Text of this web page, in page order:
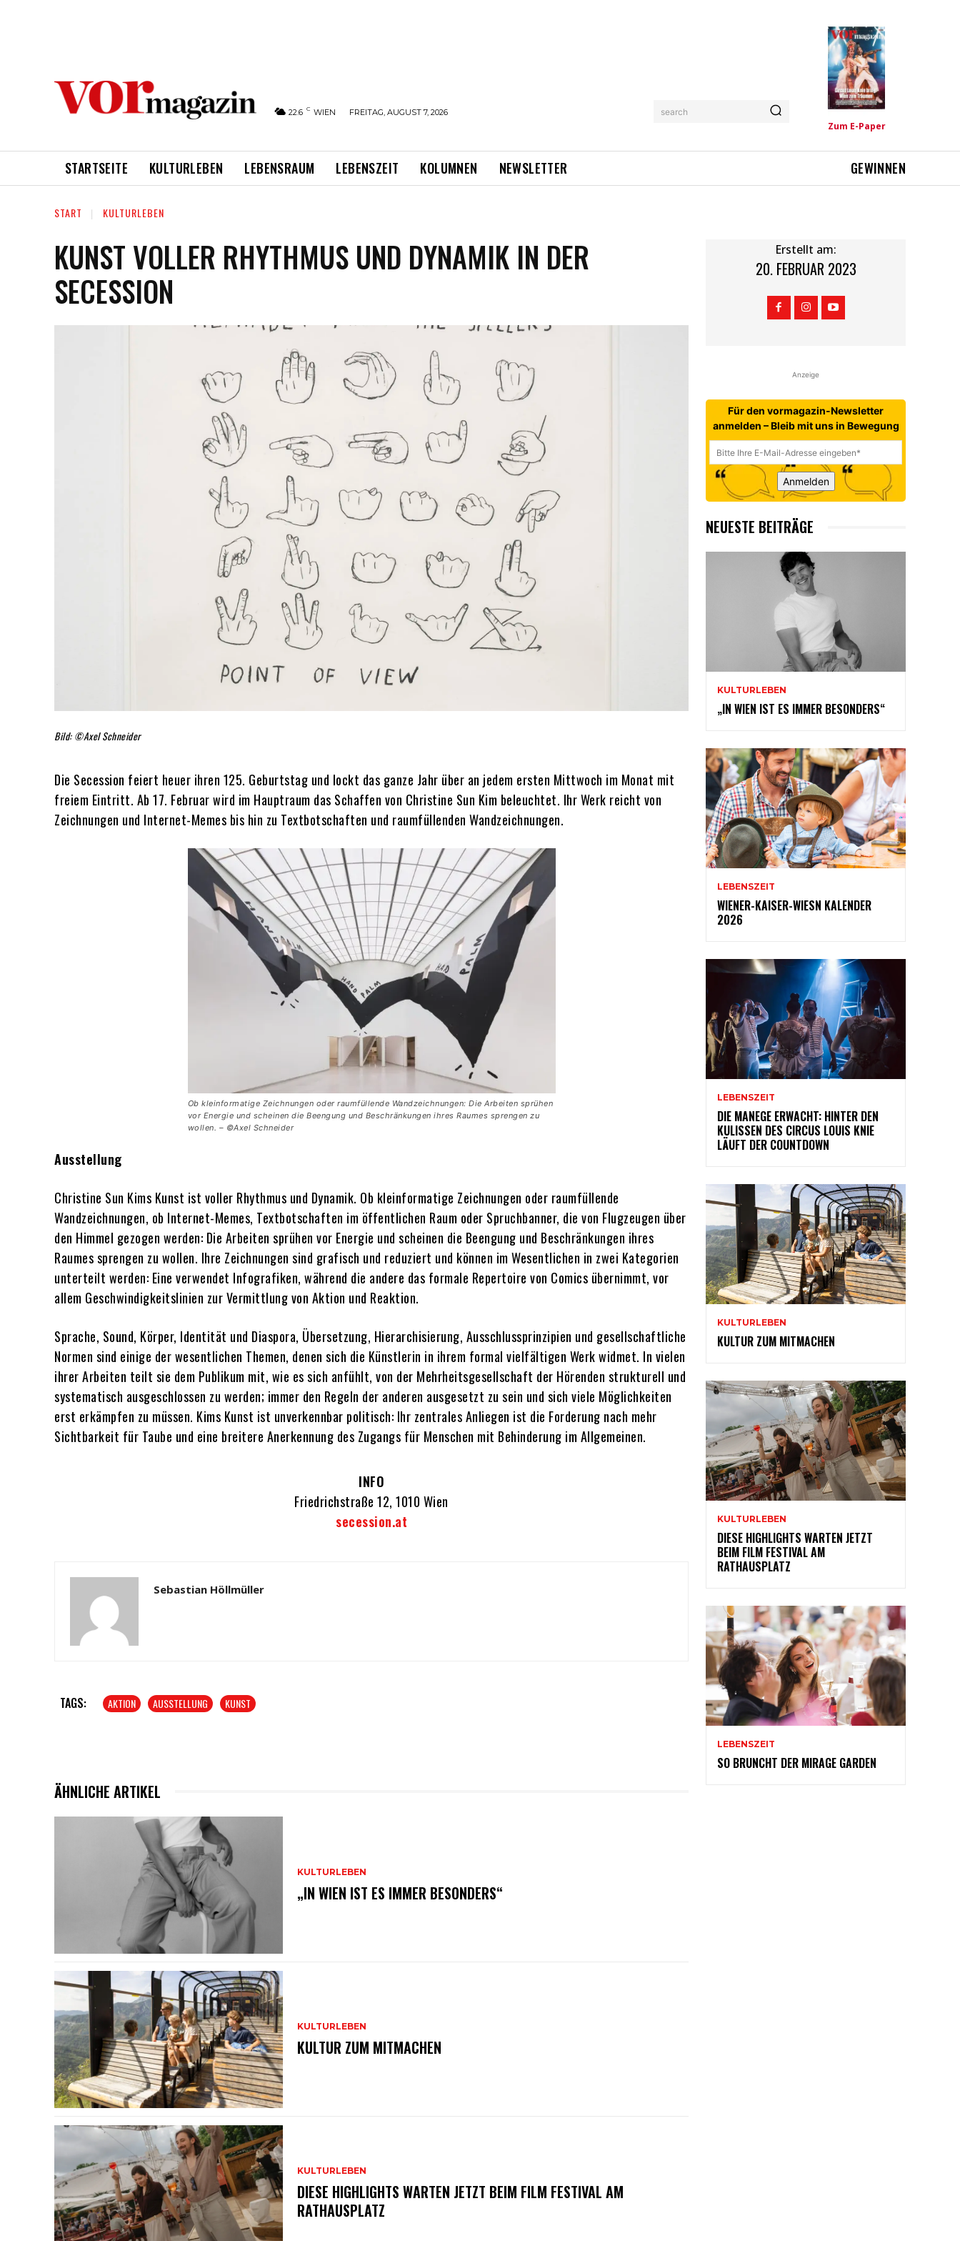
22.6 C WIEN FREITAG, AUGUST 7, 2026 search
Zum E-Paper
STARTSEITE KULTURLEBEN LEBENSRAUM LEBENSZEIT KOLUMNEN NEWSLETTER GEWINNEN
START KULTURLEBEN
KUNST VOLLER RHYTHMUS UND DYNAMIK IN DER
SECESSION
Bild: ©Axel Schneider
Die Secession feiert heuer ihren 125. Geburtstag und lockt das ganze Jahr über an jedem ersten Mittwoch im Monat mit
freiem Eintritt. Ab 17. Februar wird im Hauptraum das Schaffen von Christine Sun Kim beleuchtet. Ihr Werk reicht von
Zeichnungen und Internet-Memes bis hin zu Textbotschaften und raumfüllenden Wandzeichnungen.
Ob kleinformatige Zeichnungen oder raumfüllende Wandzeichnungen: Die Arbeiten sprühen
vor Energie und scheinen die Beengung und Beschränkungen ihres Raumes sprengen zu
wollen. – ©Axel Schneider
Ausstellung
Christine Sun Kims Kunst ist voller Rhythmus und Dynamik. Ob kleinformatige Zeichnungen oder raumfüllende
Wandzeichnungen, ob Internet-Memes, Textbotschaften im öffentlichen Raum oder Spruchbanner, die von Flugzeugen über
den Himmel gezogen werden: Die Arbeiten sprühen vor Energie und scheinen die Beengung und Beschränkungen ihres
Raumes sprengen zu wollen. Ihre Zeichnungen sind grafisch und reduziert und können im Wesentlichen in zwei Kategorien
unterteilt werden: Eine verwendet Infografiken, während die andere das formale Repertoire von Comics übernimmt, vor
allem Geschwindigkeitslinien zur Vermittlung von Aktion und Reaktion.
Sprache, Sound, Körper, Identität und Diaspora, Übersetzung, Hierarchisierung, Ausschlussprinzipien und gesellschaftliche
Normen sind einige der wesentlichen Themen, denen sich die Künstlerin in ihrem formal vielfältigen Werk widmet. In vielen
ihrer Arbeiten teilt sie dem Publikum mit, wie es sich anfühlt, von der Mehrheitsgesellschaft der Hörenden strukturell und
systematisch ausgeschlossen zu werden; immer den Regeln der anderen ausgesetzt zu sein und sich viele Möglichkeiten
erst erkämpfen zu müssen. Kims Kunst ist unverkennbar politisch: Ihr zentrales Anliegen ist die Forderung nach mehr
Sichtbarkeit für Taube und eine breitere Anerkennung des Zugangs für Menschen mit Behinderung im Allgemeinen.
INFO
Friedrichstraße 12, 1010 Wien
secession.at
Sebastian Höllmüller
TAGS: AKTION AUSSTELLUNG KUNST
ÄHNLICHE ARTIKEL
KULTURLEBEN
„IN WIEN IST ES IMMER BESONDERS“
KULTURLEBEN
KULTUR ZUM MITMACHEN
KULTURLEBEN
DIESE HIGHLIGHTS WARTEN JETZT BEIM FILM FESTIVAL AM
RATHAUSPLATZ
Erstellt am:
20. FEBRUAR 2023
Anzeige
Für den vormagazin-Newsletter
anmelden – Bleib mit uns in Bewegung
Anmelden
NEUESTE BEITRÄGE
KULTURLEBEN
„IN WIEN IST ES IMMER BESONDERS“
LEBENSZEIT
WIENER-KAISER-WIESN KALENDER
2026
LEBENSZEIT
DIE MANEGE ERWACHT: HINTER DEN
KULISSEN DES CIRCUS LOUIS KNIE
LÄUFT DER COUNTDOWN
KULTURLEBEN
KULTUR ZUM MITMACHEN
KULTURLEBEN
DIESE HIGHLIGHTS WARTEN JETZT
BEIM FILM FESTIVAL AM
RATHAUSPLATZ
LEBENSZEIT
SO BRUNCHT DER MIRAGE GARDEN